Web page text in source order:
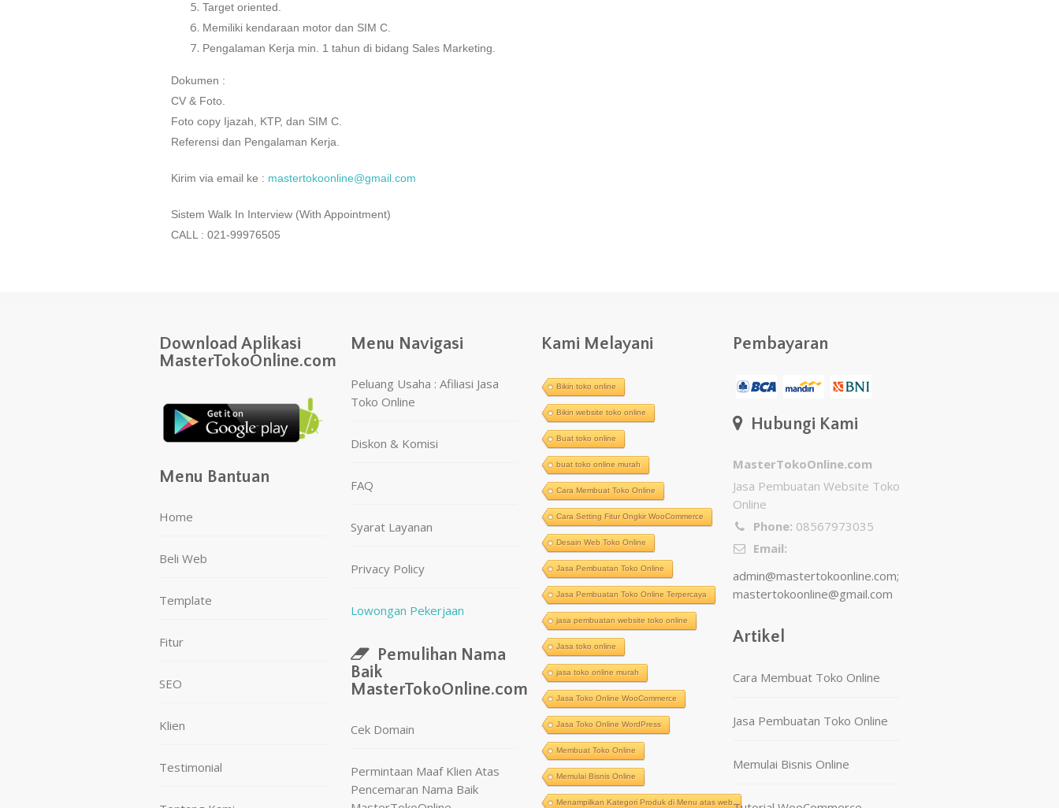
Target oriented.
Memiliki kendaraan motor dan SIM C.
Pengalaman Kerja min. 1 tahun di bidang Sales Marketing.
Dokumen :
CV & Foto.
Foto copy Ijazah, KTP, dan SIM C.
Referensi dan Pengalaman Kerja.
Kirim via email ke : mastertokoonline@gmail.com
Sistem Walk In Interview (With Appointment)
CALL : 021-99976505
Download Aplikasi
MasterTokoOnline.com
Menu Bantuan
Home
Beli Web
Template
Fitur
SEO
Klien
Testimonial
Menu Navigasi
Peluang Usaha : Afiliasi Jasa
Toko Online
Diskon & Komisi
FAQ
Syarat Layanan
Privacy Policy
Lowongan Pekerjaan
Pemulihan Nama
Baik
MasterTokoOnline.com
Cek Domain
Permintaan Maaf Klien Atas
Pencemaran Nama Baik
Kami Melayani
Bikin toko online
Bikin website toko online
Buat toko online
buat toko online murah
Cara Membuat Toko Online
Cara Setting Fitur Ongkir WooCommerce
Desain Web Toko Online
Jasa Pembuatan Toko Online
Jasa Pembuatan Toko Online Terpercaya
jasa pembuatan website toko online
Jasa toko online
jasa toko online murah
Jasa Toko Online WooCommerce
Jasa Toko Online WordPress
Membuat Toko Online
Memulai Bisnis Online
Menampilkan Kategori Produk di Menu atas web
Pembayaran
Hubungi Kami
MasterTokoOnline.com
Jasa Pembuatan Website Toko
Online
Phone: 08567973035
Email:
admin@mastertokoonline.com;
mastertokoonline@gmail.com
Artikel
Cara Membuat Toko Online
Jasa Pembuatan Toko Online
Memulai Bisnis Online